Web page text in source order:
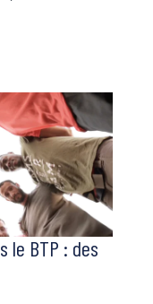
le BTP : des